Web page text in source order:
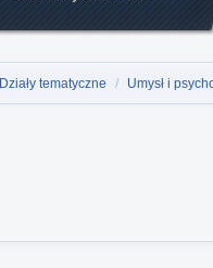
Działy tematyczne / Umysł i